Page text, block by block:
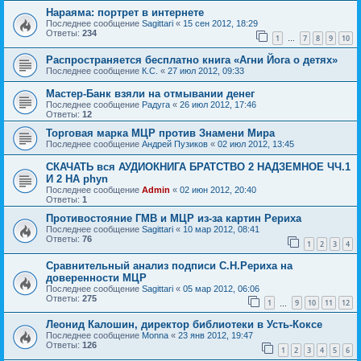
Нараяма: портрет в интернете
Последнее сообщение Sagittari « 15 сен 2012, 18:29
Ответы: 234 1 … 7 8 9 10
Распространяется бесплатно книга «Агни Йога о детях»
Последнее сообщение К.С. « 27 июл 2012, 09:33
Мастер-Банк взяли на отмывании денег
Последнее сообщение Радуга « 26 июл 2012, 17:46
Ответы: 12
Торговая марка МЦР против Знамени Мира
Последнее сообщение Андрей Пузиков « 02 июл 2012, 13:45
СКАЧАТЬ вся АУДИОКНИГА БРАТСТВО 2 НАДЗЕМНОЕ ЧЧ.1
И 2 НА phyn
Последнее сообщение Admin « 02 июн 2012, 20:40
Ответы: 1
Противостояние ГМВ и МЦР из-за картин Рериха
Последнее сообщение Sagittari « 10 мар 2012, 08:41
Ответы: 76 1 2 3 4
Сравнительный анализ подписи С.Н.Рериха на
доверенности МЦР
Последнее сообщение Sagittari « 05 мар 2012, 06:06
Ответы: 275 1 9 10 11 12
Леонид Калошин, директор библиотеки в Усть-Коксе
Последнее сообщение Monna « 23 янв 2012, 19:47
Ответы: 126 1 2 3 4 5 6